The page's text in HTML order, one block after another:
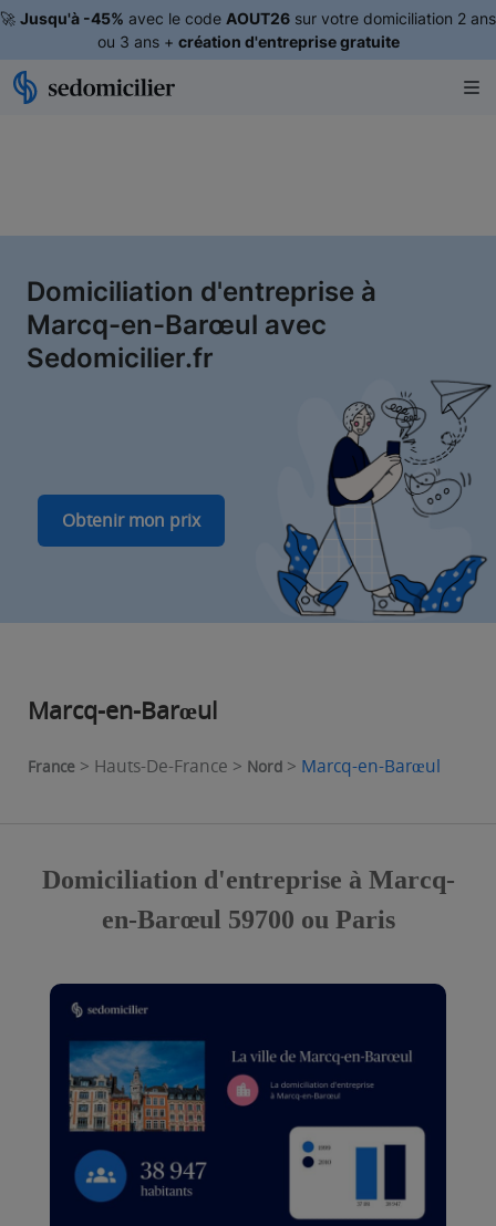
🚀 Jusqu'à -45% avec le code AOUT26 sur votre domiciliation 2 ans
ou 3 ans + création d'entreprise gratuite
Domiciliation d'entreprise à
Marcq-en-Barœul avec
Sedomicilier.fr
Obtenir mon prix
Marcq-en-Barœul
France > Hauts-De-France > Nord > Marcq-en-Barœul
Domiciliation d'entreprise à Marcq-
en-Barœul 59700 ou Paris